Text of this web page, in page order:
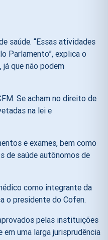
saúde. “Essas atividades
Parlamento”, explica o
que não podem
Se acham no direito de
na lei e
e exames, bem como
de saúde autônomos de
como integrante da
o presidente do Cofen.
pelas instituições
uma larga jurisprudência